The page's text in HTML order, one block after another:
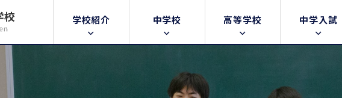
学校紹介 中学校 高等学校 中学入試